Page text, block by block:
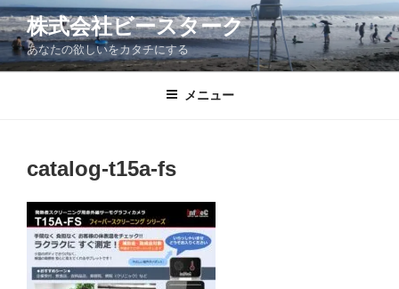
コ
ン
ン
株式会社ビースターク
あなたの欲しいをカタチにする
メニュー
catalog-t15a-fs